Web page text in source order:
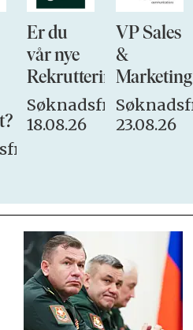
Er du
vår nye
Søknadsfrist:
18.08.26
VP Sales
&
Marketing
23.08.26